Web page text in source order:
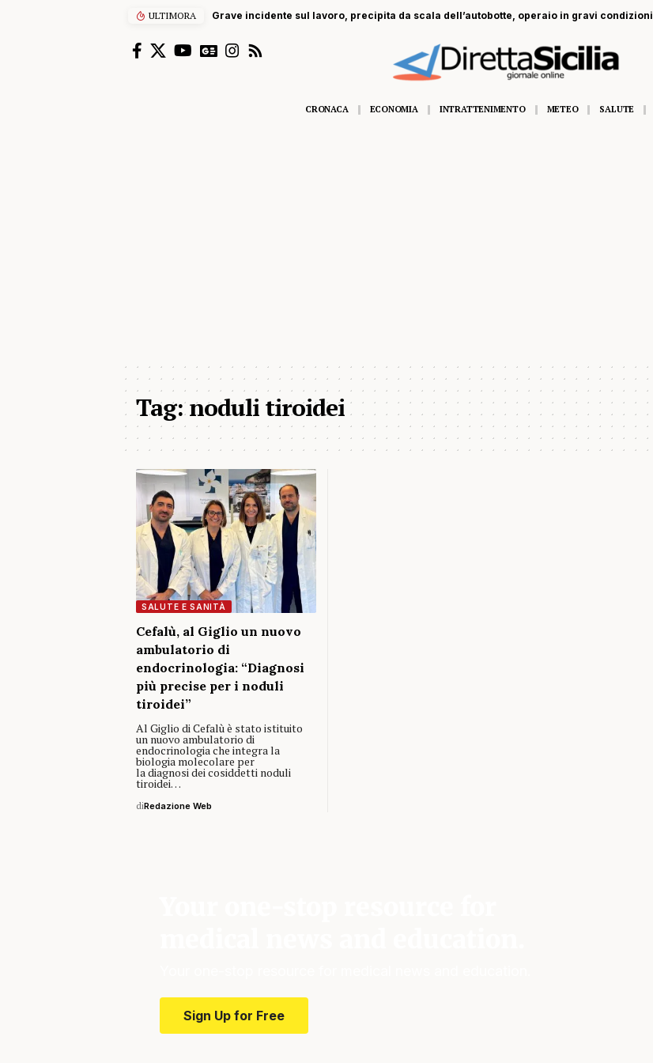
ULTIMORA Grave incidente sul lavoro, precipita da scala dell’autobotte, operaio in gravi condizioni
CRONACA ECONOMIA INTRATTENIMENTO METEO SALUTE
Tag:noduli tiroidei
SALUTE E SANITÀ
Cefalù, al Giglio un nuovo
ambulatorio di
endocrinologia: “Diagnosi
più precise per i noduli
tiroidei”
Al Giglio di Cefalù è stato istituito
un nuovo ambulatorio di
endocrinologia che integra la
biologia molecolare per
la diagnosi dei cosiddetti noduli
tiroidei…
diRedazione Web
Sign Up for Free